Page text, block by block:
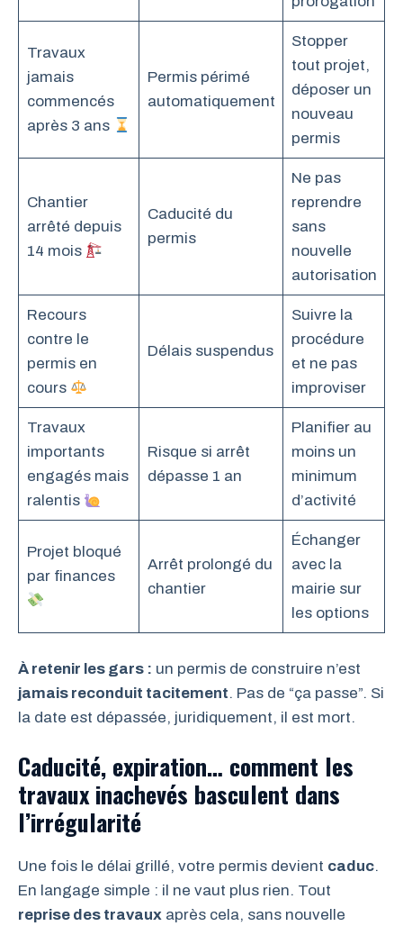
Travaux
jamais
commencés
après 3 ans
Permis périmé
automatiquement
Stopper
tout projet,
déposer un
nouveau
permis
Chantier
arrêté depuis
14 mois
Caducité du
permis
Ne pas
reprendre
sans
nouvelle
autorisation
Recours
contre le
permis en
cours
Délais suspendus
Suivre la
procédure
et ne pas
improviser
Travaux
importants
engagés mais
ralentis
Risque si arrêt
dépasse 1 an
Planifier au
moins un
minimum
d’activité
Projet bloqué
par finances
Arrêt prolongé du
chantier
Échanger
avec la
mairie sur
les options
À retenir les gars : un permis de construire n’est
jamais reconduit tacitement. Pas de “ça passe”. Si
la date est dépassée, juridiquement, il est mort.
Caducité, expiration… comment les
travaux inachevés basculent dans
l’irrégularité
Une fois le délai grillé, votre permis devient caduc.
En langage simple : il ne vaut plus rien. Tout
reprise des travaux après cela, sans nouvelle